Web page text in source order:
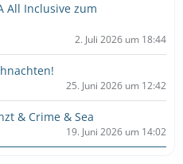
All Inclusive zum
2. Juli 2026 um 18:44
25. Juni 2026 um 12:42
& Crime & Sea
19. Juni 2026 um 14:02